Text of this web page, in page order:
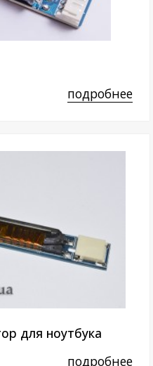
подробнее
для ноутбука
подробнее